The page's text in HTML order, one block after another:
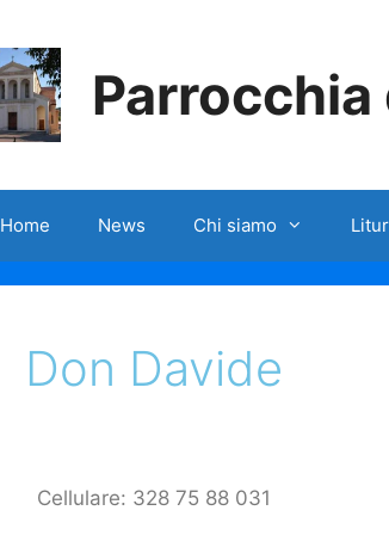
Parrocchia
Home News Chi siamo
Don Davide
Cellulare: 328 75 88 031